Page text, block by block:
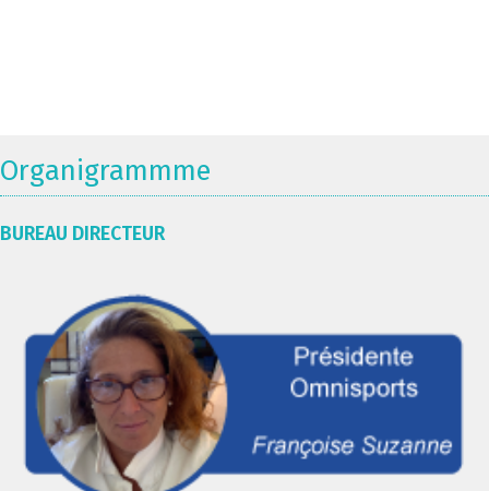
Organigrammme
BUREAU DIRECTEUR